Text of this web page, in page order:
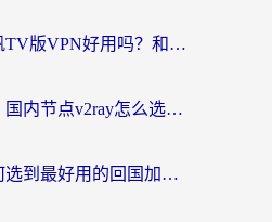
海外党必看：快帆TV版VPN好用吗？和快游VPN对比哪个回国效果更好？附实用避坑指南
海外党无忧指南：国内节点v2ray怎么选？一键回国VPN+多场景实测帮你避坑
海外党必看：如何选到最好用的回国加速器？从节点到售后的全维度指南